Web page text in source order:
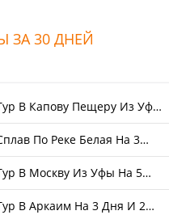
30 ДНЕЙ
В Капову Пещеру Из Уф…
По Реке Белая На 3…
В Москву Из Уфы На 5…
В Аркаим На 3 Дня И 2…